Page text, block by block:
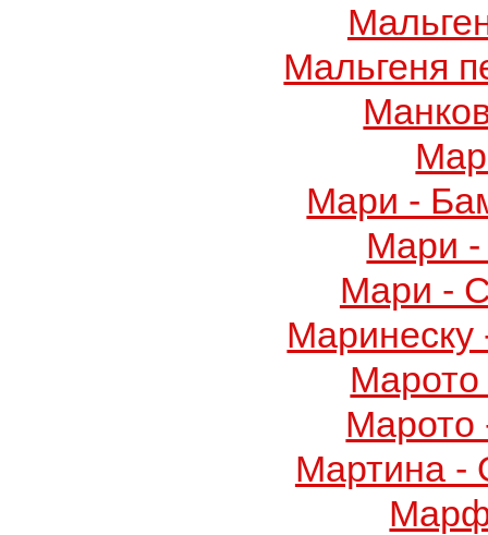
Мальгеня
Мари -
Мари -
Мари -
Марото
Марото
Мартина -